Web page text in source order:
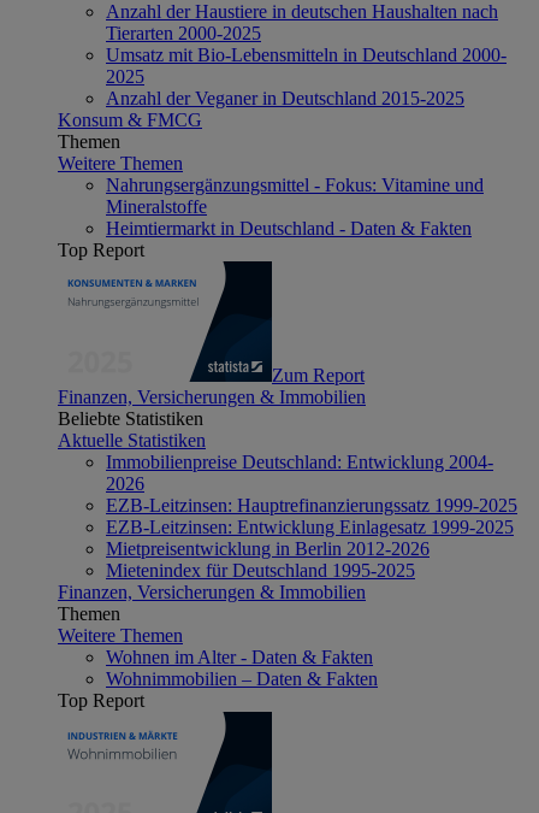
Anzahl der Haustiere in deutschen Haushalten nach
Tierarten 2000-2025
Umsatz mit Bio-Lebensmitteln in Deutschland 2000-
2025
Anzahl der Veganer in Deutschland 2015-2025
Konsum & FMCG
Themen
Weitere Themen
Nahrungsergänzungsmittel - Fokus: Vitamine und
Mineralstoffe
Heimtiermarkt in Deutschland - Daten & Fakten
Top Report
Zum Report
Finanzen, Versicherungen & Immobilien
Beliebte Statistiken
Aktuelle Statistiken
Immobilienpreise Deutschland: Entwicklung 2004-
2026
EZB-Leitzinsen: Hauptrefinanzierungssatz 1999-2025
EZB-Leitzinsen: Entwicklung Einlagesatz 1999-2025
Mietpreisentwicklung in Berlin 2012-2026
Mietenindex für Deutschland 1995-2025
Finanzen, Versicherungen & Immobilien
Themen
Weitere Themen
Wohnen im Alter - Daten & Fakten
Wohnimmobilien – Daten & Fakten
Top Report